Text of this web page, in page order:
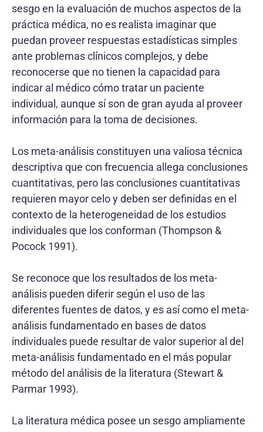
sesgo en la evaluación de muchos aspectos de la
práctica médica, no es realista imaginar que
puedan proveer respuestas estadísticas simples
ante problemas clínicos complejos, y debe
reconocerse que no tienen la capacidad para
indicar al médico cómo tratar un paciente
individual, aunque sí son de gran ayuda al proveer
información para la toma de decisiones.
Los meta-análisis constituyen una valiosa técnica
descriptiva que con frecuencia allega conclusiones
cuantitativas, pero las conclusiones cuantitativas
requieren mayor celo y deben ser definidas en el
contexto de la heterogeneidad de los estudios
individuales que los conforman (Thompson &
Pocock 1991).
Se reconoce que los resultados de los meta-
análisis pueden diferir según el uso de las
diferentes fuentes de datos, y es así como el meta-
análisis fundamentado en bases de datos
individuales puede resultar de valor superior al del
meta-análisis fundamentado en el más popular
método del análisis de la literatura (Stewart &
Parmar 1993).
La literatura médica posee un sesgo ampliamente